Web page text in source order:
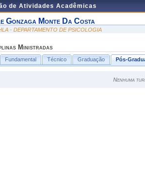
de Atividades Acadêmicas
Gonzaga Monte Da Costa
- DEPARTAMENTO DE PSICOLOGIA
Ministradas
Fundamental Técnico Graduação Pós-
Nenhuma